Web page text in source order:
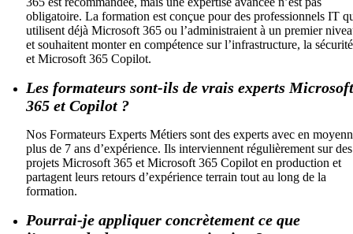
obligatoire. La formation est conçue pour des professionnels IT
utilisent déjà Microsoft 365 ou l’administraient à un premier
et souhaitent monter en compétence sur l’infrastructure, la sécurité
et Microsoft 365 Copilot.
Les formateurs sont-ils de vrais experts Microsoft
365 et Copilot ?
Nos Formateurs Experts Métiers sont des experts avec en
plus de 7 ans d’expérience. Ils interviennent régulièrement sur des
projets Microsoft 365 et Microsoft 365 Copilot en production et
partagent leurs retours d’expérience terrain tout au long de la
formation.
Pourrai-je appliquer concrètement ce que